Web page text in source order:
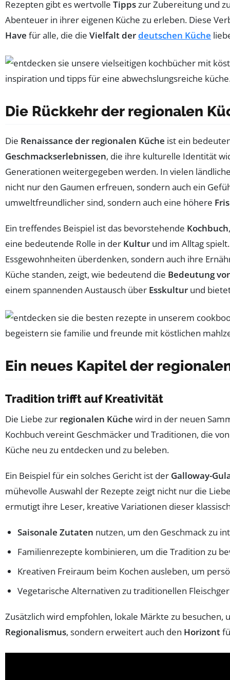
Rezepten gibt es wertvolle Tippszur Zubereitung und
Abenteuer in ihrer eigenen Küche zu erleben. Diese
Have für alle, die die Vielfalt derdeutschen Küche
Die Rückkehr der regionalen
Die Renaissance der regionalen Küche ist ein
Geschmackserlebnissen, die ihre kulturelle Identität
Generationen weitergegeben werden. In vielen
nicht nur den Gaumen erfreuen, sondern auch ein
umweltfreundlicher sind, sondern auch eine höhere
Ein treffendes Beispiel ist das bevorstehende Kochbuch
eine bedeutende Rolle in der Kultur und im Alltag
Essgewohnheiten überdenken, sondern auch ihre
Küche standen, zeigt, wie bedeutend die Bedeutung
einem spannenden Austausch über Esskultur und
Ein neues Kapitel der
Tradition trifft auf Kreativität
Die Liebe zur regionalen Küche wird in der neuen
Kochbuch vereint Geschmäcker und Traditionen, die
Küche neu zu entdecken und zu beleben.
Ein Beispiel für ein solches Gericht ist der Galloway-
mühevolle Auswahl der Rezepte zeigt nicht nur die
ermutigt ihre Leser, kreative Variationen dieser
Saisonale Zutaten nutzen, um den Geschmack zu
Familienrezepte kombinieren, um die Tradition zu
Kreativen Freiraum beim Kochen ausleben, um
Vegetarische Alternativen zu traditionellen
Zusätzlich wird empfohlen, lokale Märkte zu
Regionalismus, sondern erweitert auch den Horizont